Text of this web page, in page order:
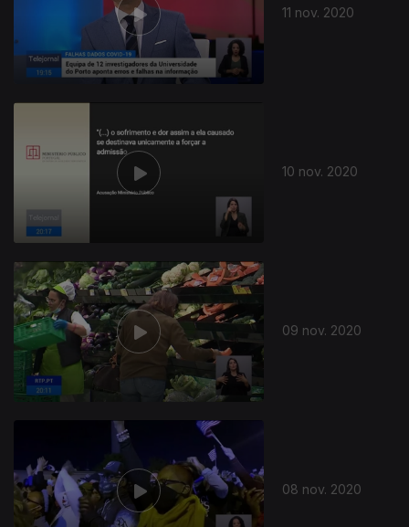
11 nov. 2020
10 nov. 2020
09 nov. 2020
08 nov. 2020